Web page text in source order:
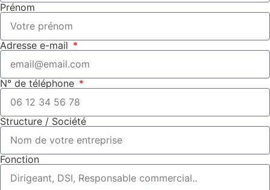
Prénom
Adresse e-mail
N° de téléphone
Structure / Société
Fonction